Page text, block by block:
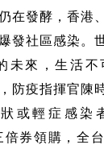
在發酵，香港
發社區感染。
未來，生活不
防疫指揮官陳
或輕症感染
倍券領購，全